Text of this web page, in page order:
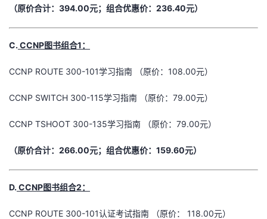
（原价合计：394.00元；组合优惠价：236.40元）
C. CCNP图书组合1：
CCNP ROUTE 300-101学习指南 （原价：108.00元）
CCNP SWITCH 300-115学习指南 （原价：79.00元）
CCNP TSHOOT 300-135学习指南 （原价：79.00元）
（原价合计：266.00元；组合优惠价：159.60元）
D. CCNP图书组合2：
CCNP ROUTE 300-101认证考试指南 （原价： 118.00元）